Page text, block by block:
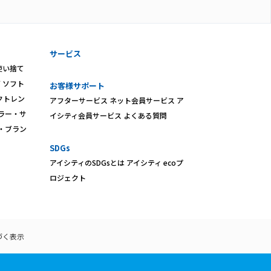
い捨て
ソフト
トレン
ー・サ
ブラン
サービス
お客様サポート
アフターサービス ネット会員サービス ア
イシティ会員サービス よくある質問
SDGs
アイシティのSDGsとは アイシティ ecoプ
ロジェクト
く表示